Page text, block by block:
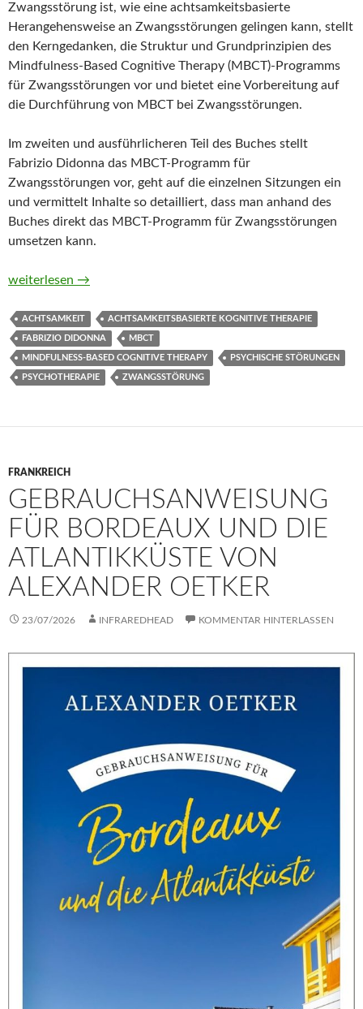
Zwangsstörung ist, wie eine achtsamkeitsbasierte
Herangehensweise an Zwangsstörungen gelingen kann, stellt
den Kerngedanken, die Struktur und Grundprinzipien des
Mindfulness-Based Cognitive Therapy (MBCT)-Programms
für Zwangsstörungen vor und bietet eine Vorbereitung auf
die Durchführung von MBCT bei Zwangsstörungen.
Im zweiten und ausführlicheren Teil des Buches stellt
Fabrizio Didonna das MBCT-Programm für
Zwangsstörungen vor, geht auf die einzelnen Sitzungen ein
und vermittelt Inhalte so detailliert, dass man anhand des
Buches direkt das MBCT-Programm für Zwangsstörungen
umsetzen kann.
Achtsamkeitsbasierte kognitive Therapie bei
weiterlesen →
ACHTSAMKEIT ACHTSAMKEITSBASIERTE KOGNITIVE THERAPIE
FABRIZIO DIDONNA MBCT
MINDFULNESS-BASED COGNITIVE THERAPY PSYCHISCHE STÖRUNGEN
PSYCHOTHERAPIE ZWANGSSTÖRUNG
FRANKREICH
GEBRAUCHSANWEISUNG
FÜR BORDEAUX UND DIE
ATLANTIKKÜSTE VON
ALEXANDER OETKER
23/07/2026 INFRAREDHEAD KOMMENTAR HINTERLASSEN